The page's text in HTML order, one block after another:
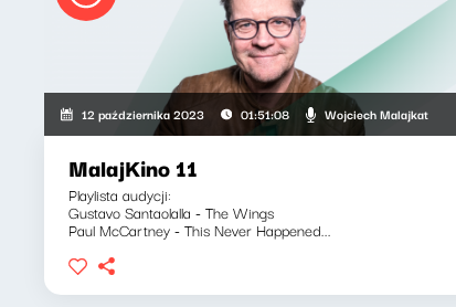
12 października 2023 01:51:08 Wojciech Malajkat
MalajKino 11
Playlista audycji:
Gustavo Santaolalla - The Wings
Paul McCartney - This Never Happened...